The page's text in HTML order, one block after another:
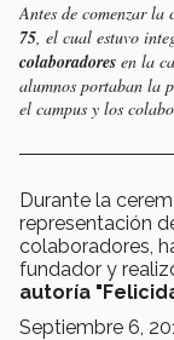
Antes de comenzar la
75, el cual estuvo
colaboradores en la
alumnos portaban la
el campus y los
Durante la
representación
colaboradores,
fundador y
autoría
Septiembre 6,